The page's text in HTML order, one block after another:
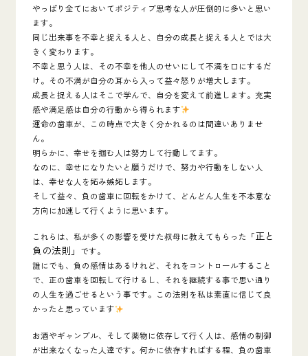
やっぱり全てにおいてポジティブ思考な人が圧倒的に多いと思い
ます。
同じ出来事を不幸と捉える人と、自分の成長と捉える人とでは大
きく変わります。
不幸と思う人は、その不幸を他人のせいにして不満を口にするだ
け。その不満が自分の耳から入って益々怒りが増大します。
成長と捉える人はそこで学んで、自分を変えて前進します。充実
感や満足感は自分の行動から得られます
運命の歯車が、この時点で大きく分かれるのは間違いありませ
ん。
明らかに、幸せを掴む人は努力して行動してます。
なのに、幸せになりたいと願うだけで、努力や行動をしない人
は、幸せな人を妬み嫉妬します。
そして益々、負の歯車に回転をかけて、どんどん人生を不本意な
方向に加速して行くように思います。
これらは、私が多くの影響を受けた叔母に教えてもらった 「正と
負の法則」 です。
誰にでも、負の感情はあるけれど、それをコントロールすること
で、正の歯車を回転して行けるし、それを継続する事で思い通り
の人生を過ごせるという事です。この法則を私は素直に信じて良
かったと思っています
お酒やギャンブル、そして薬物に依存して行く人は、感情の制御
が出来なくなった人達です。何かに依存すればする程、負の歯車